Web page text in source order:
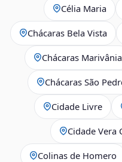
Célia Maria
Chácaras Bela Vista
Chácaras Marivânia
Chácaras São
Cidade Livre
Cidade Vera
Colinas de Homero